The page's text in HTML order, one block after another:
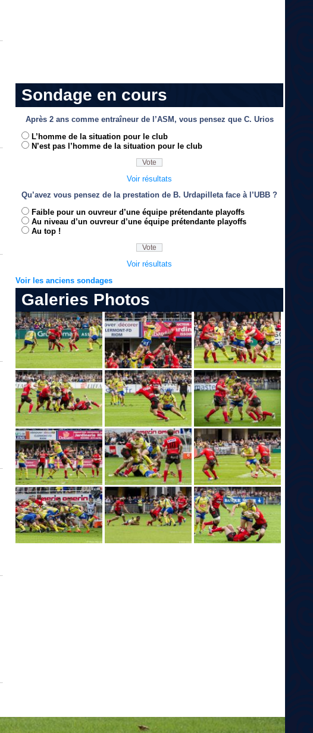
Sondage en cours
Après 2 ans comme entraîneur de l’ASM, vous pensez que C. Urios
L’homme de la situation pour le club
N’est pas l’homme de la situation pour le club
Voir résultats
Qu’avez vous pensez de la prestation de B. Urdapilleta face à l’UBB ?
Faible pour un ouvreur d’une équipe prétendante playoffs
Au niveau d’un ouvreur d’une équipe prétendante playoffs
Au top !
Voir résultats
Voir les anciens sondages
Galeries Photos